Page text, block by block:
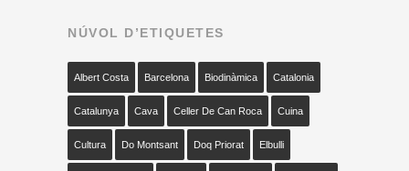
NÚVOL D’ETIQUETES
Albert Costa Barcelona Biodinàmica Catalonia
Catalunya Cava Celler De Can Roca Cuina
Cultura Do Montsant Doq Priorat Elbulli